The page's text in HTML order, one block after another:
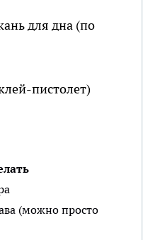
для дна (по
пистолет)
(можно просто